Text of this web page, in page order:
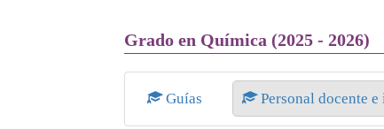
Grado en Química (2025 - 2026)
Guías Personal docente